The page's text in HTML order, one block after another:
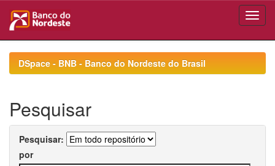
navigationDSpace - BNB - Banco do Nordeste do Brasil
Pesquisar
Pesquisar:
por